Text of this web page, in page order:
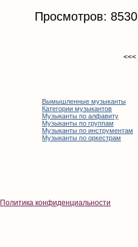
Просмотров: 8530
<<<
Вымышленные музыканты
Категории музыкантов
Музыканты по алфавиту
Музыканты по группам
Музыканты по инструментам
Музыканты по оркестрам
Политика конфиденциальности